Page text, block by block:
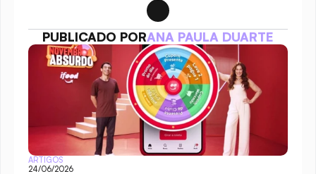
PUBLICADO PORANA PAULA DUARTE
ARTIGOS
24/06/2026